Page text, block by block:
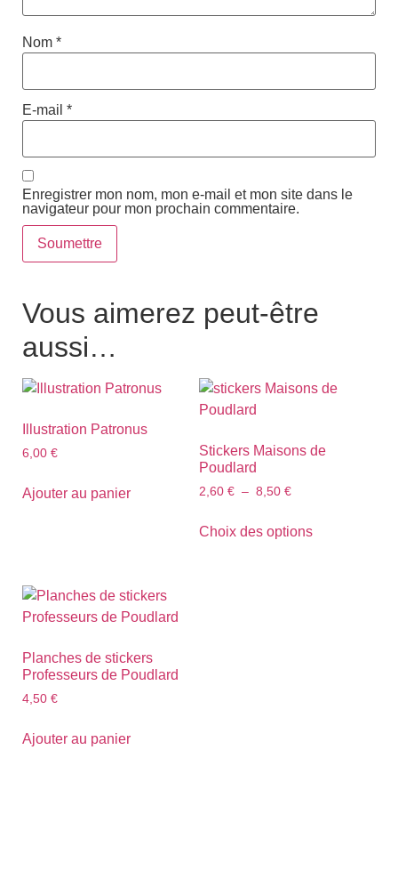
Nom *
E-mail *
Enregistrer mon nom, mon e-mail et mon site dans le
navigateur pour mon prochain commentaire.
Vous aimerez peut-être
aussi…
Illustration Patronus
6,00 €
Ajouter au panier
Stickers Maisons de
Poudlard
2,60 € – 8,50 €
Choix des options
Planches de stickers
Professeurs de Poudlard
4,50 €
Ajouter au panier